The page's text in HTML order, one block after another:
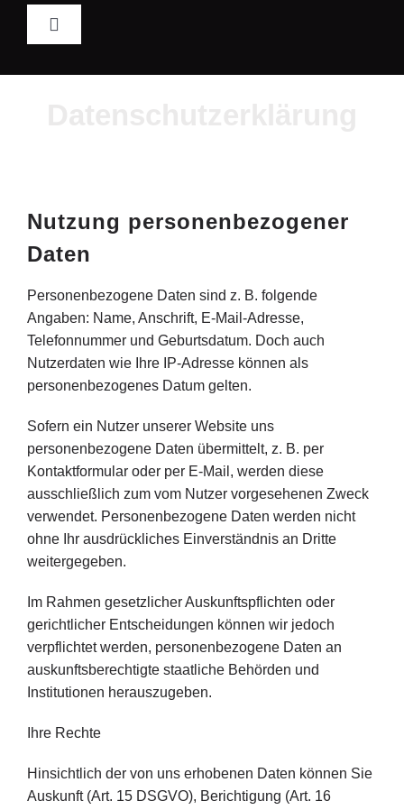
Toggle
Home
Regeln
Lan Archiv
Galerie
Nutzung personenbezogener
Daten
Personenbezogene Daten sind z. B. folgende
Angaben: Name, Anschrift, E-Mail-Adresse,
Telefonnummer und Geburtsdatum. Doch auch
Nutzerdaten wie Ihre IP-Adresse können als
personenbezogenes Datum gelten.
Sofern ein Nutzer unserer Website uns
personenbezogene Daten übermittelt, z. B. per
Kontaktformular oder per E-Mail, werden diese
ausschließlich zum vom Nutzer vorgesehenen Zweck
verwendet. Personenbezogene Daten werden nicht
ohne Ihr ausdrückliches Einverständnis an Dritte
weitergegeben.
Im Rahmen gesetzlicher Auskunftspflichten oder
gerichtlicher Entscheidungen können wir jedoch
verpflichtet werden, personenbezogene Daten an
auskunftsberechtigte staatliche Behörden und
Institutionen herauszugeben.
Ihre Rechte
Hinsichtlich der von uns erhobenen Daten können Sie
Auskunft (Art. 15 DSGVO), Berichtigung (Art. 16